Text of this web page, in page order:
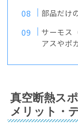
部品だけ
サーモス
アスやポ
真空断熱ス
メリット・